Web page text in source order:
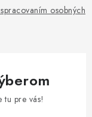
osobných
tu pre vás!